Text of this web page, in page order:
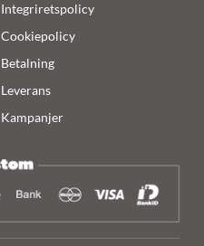
Integriretspolicy
Cookiepolicy
Betalning
Leverans
Kampanjer